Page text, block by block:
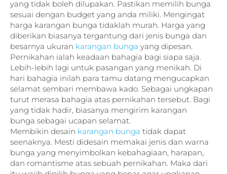
yang tidak boleh dilupakan. Pastikan memilih bunga
sesuai dengan budget yang anda miliki. Mengingat
harga karangan bunga tidaklah murah. Harga yang
diberikan biasanya tergantung dari jenis bunga dan
besarnya ukuran karangan bunga yang dipesan.
Pernikahan ialah keadaan bahagia bagi siapa saja.
Lebih-lebih lagi untuk pasangan yang menikah. Di
hari bahagia inilah para tamu datang mengucapkan
selamat sembari membawa kado. Sebagai ungkapan
turut merasa bahagia atas pernikahan tersebut. Bagi
yang tidak hadir, biasanya mengirim karangan
bunga sebagai ucapan selamat.
Membikin desain karangan bunga tidak dapat
seenaknya. Mesti didesain memakai jenis dan warna
bunga yang menyimbolkan kebahagiaan, harapan,
dan romantisme atas sebuah pernikahan. Maka dari